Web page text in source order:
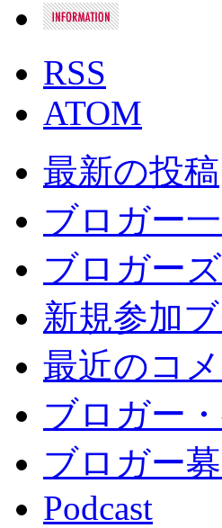
RSS
ATOM
最新の投稿
ブロガー
ブロガー
新規参加
最近のコ
ブロガー
ブロガー
Podcast